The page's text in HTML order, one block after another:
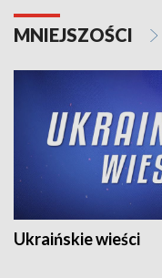
MNIEJSZOŚCI
Ukraińskie wieści